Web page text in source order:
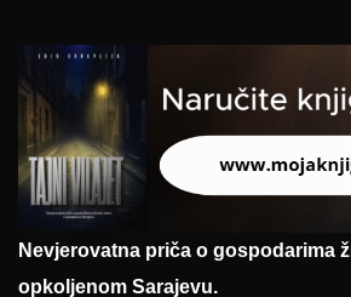
Nevjerovatna priča o gospodarima
opkoljenom Sarajevu.